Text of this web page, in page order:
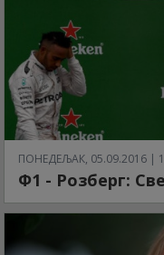
ПОНЕДЕЉАК, 05.09.2016 |
Ф1 - Розберг: